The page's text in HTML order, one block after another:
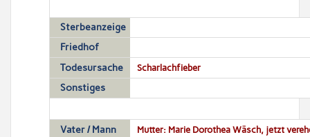
Sterbeanzeige
Friedhof
Todesursache
Scharlachfieber
Sonstiges
Vater / Mann Mutter: Marie Dorothea Wäsch, jetzt